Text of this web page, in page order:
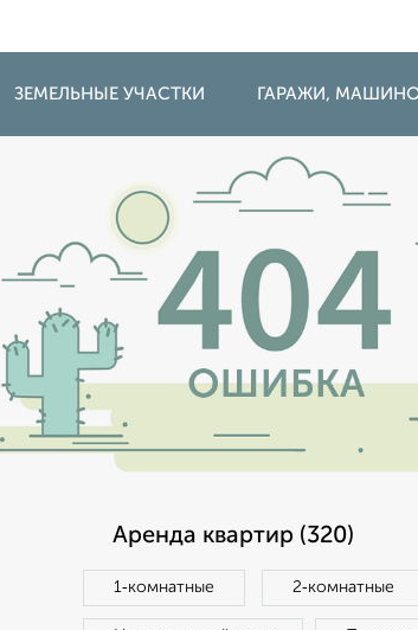
ЗЕМЕЛЬНЫЕ УЧАСТКИ ГАРАЖИ,
Аренда квартир (320)
1‑комнатные 2‑комнатные